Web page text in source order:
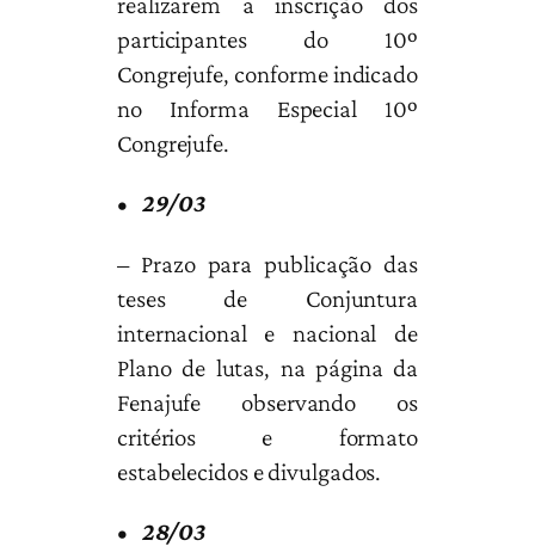
participantes do 10º
Congrejufe, conforme indicado
no Informa Especial 10º
Congrejufe.
• 29/03
– Prazo para publicação das
teses de Conjuntura
internacional e nacional de
Plano de lutas, na página da
Fenajufe observando os
critérios e formato
estabelecidos e divulgados.
• 28/03